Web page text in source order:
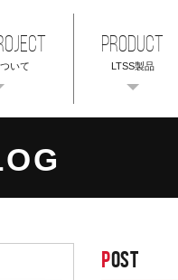
いて
PRODUCT
LTSS製品
POST